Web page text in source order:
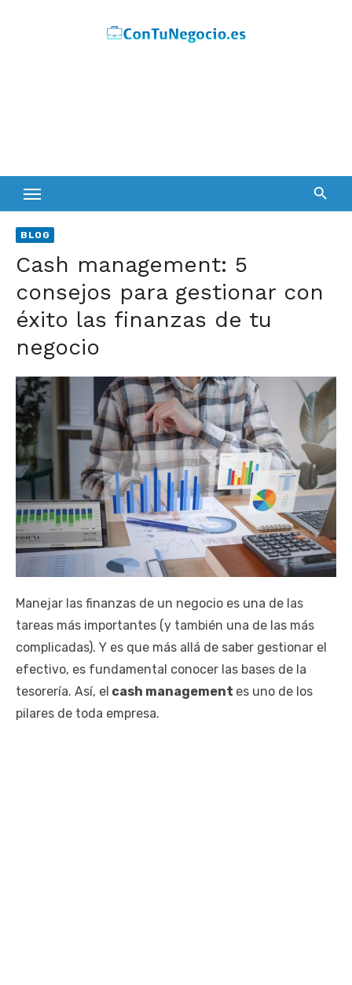
BLOG
Cash management: 5
consejos para gestionar con
éxito las finanzas de tu
negocio
Manejar las finanzas de un negocio es una de las
tareas más importantes (y también una de las más
complicadas). Y es que más allá de saber gestionar el
efectivo, es fundamental conocer las bases de la
tesorería. Así, el cash management es uno de los
pilares de toda empresa.